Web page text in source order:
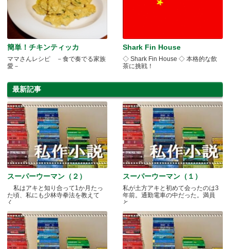
簡単！チキンティッカ
ママさんレシピ －食で奏でる家族
愛－
Shark Fin House
◇ Shark Fin House ◇ 本格的な飲
茶に挑戦！
最新記事
スーパーウーマン（２）
私はアキと知り合って1か月たっ
た頃、私にも少林寺拳法を教えて
く.....
スーパーウーマン（１）
私が土方アキと初めて会ったのは3
年前。通勤電車の中だった。満員
と.....